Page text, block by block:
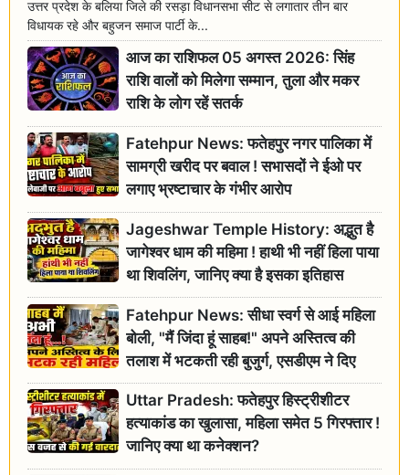
उत्तर प्रदेश के बलिया जिले की रसड़ा विधानसभा सीट से लगातार तीन बार
विधायक रहे और बहुजन समाज पार्टी के...
आज का राशिफल 05 अगस्त 2026: सिंह
राशि वालों को मिलेगा सम्मान, तुला और मकर
राशि के लोग रहें सतर्क
Fatehpur News: फतेहपुर नगर पालिका में
सामग्री खरीद पर बवाल ! सभासदों ने ईओ पर
लगाए भ्रष्टाचार के गंभीर आरोप
Jageshwar Temple History: अद्भुत है
जागेश्वर धाम की महिमा ! हाथी भी नहीं हिला पाया
था शिवलिंग, जानिए क्या है इसका इतिहास
Fatehpur News: सीधा स्वर्ग से आई महिला
बोली, "मैं जिंदा हूं साहब!" अपने अस्तित्व की
तलाश में भटकती रही बुजुर्ग, एसडीएम ने दिए
जांच के आदेश
Uttar Pradesh: फतेहपुर हिस्ट्रीशीटर
हत्याकांड का खुलासा, महिला समेत 5 गिरफ्तार !
जानिए क्या था कनेक्शन?